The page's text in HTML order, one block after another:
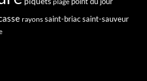
rayons saint-briacsaint-sauveur